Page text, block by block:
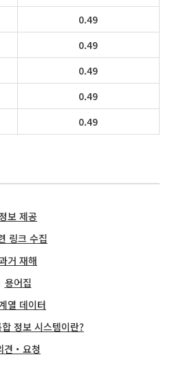
0.49
0.49
0.49
0.49
0.49
정보 제공
링크 수집
거 재해
용어집
열 데이터
정보 시스템이란?
견・요청